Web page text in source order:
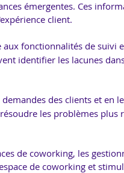
émergentes. Ces
client.
aux fonctionnalités de suivi
identifier les lacunes
des clients et en
les problèmes plus
de coworking, les
de coworking et